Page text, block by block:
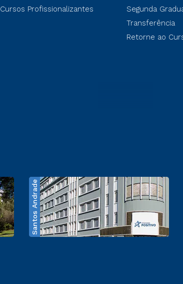
Cursos Profissionalizantes
Segunda
Transferência
Retorne ao
Santos Andrade